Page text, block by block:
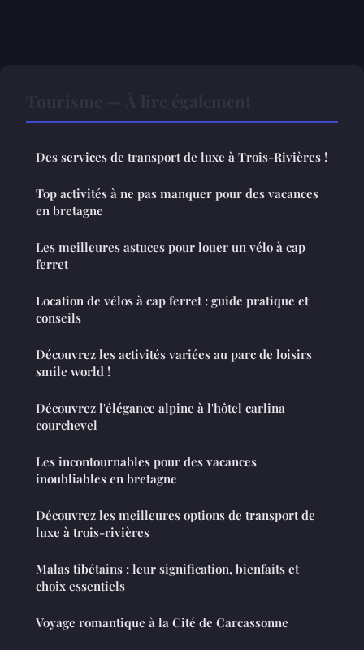
Des services de transport de luxe à Trois-Rivières !
Top activités à ne pas manquer pour des vacances
en bretagne
Les meilleures astuces pour louer un vélo à cap
ferret
Location de vélos à cap ferret : guide pratique et
conseils
Découvrez les activités variées au parc de loisirs
smile world !
Découvrez l'élégance alpine à l'hôtel carlina
courchevel
Les incontournables pour des vacances
inoubliables en bretagne
Découvrez les meilleures options de transport de
luxe à trois-rivières
Malas tibétains : leur signification, bienfaits et
choix essentiels
Voyage romantique à la Cité de Carcassonne